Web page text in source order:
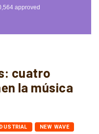
cuatro
la música
NEW WAVE